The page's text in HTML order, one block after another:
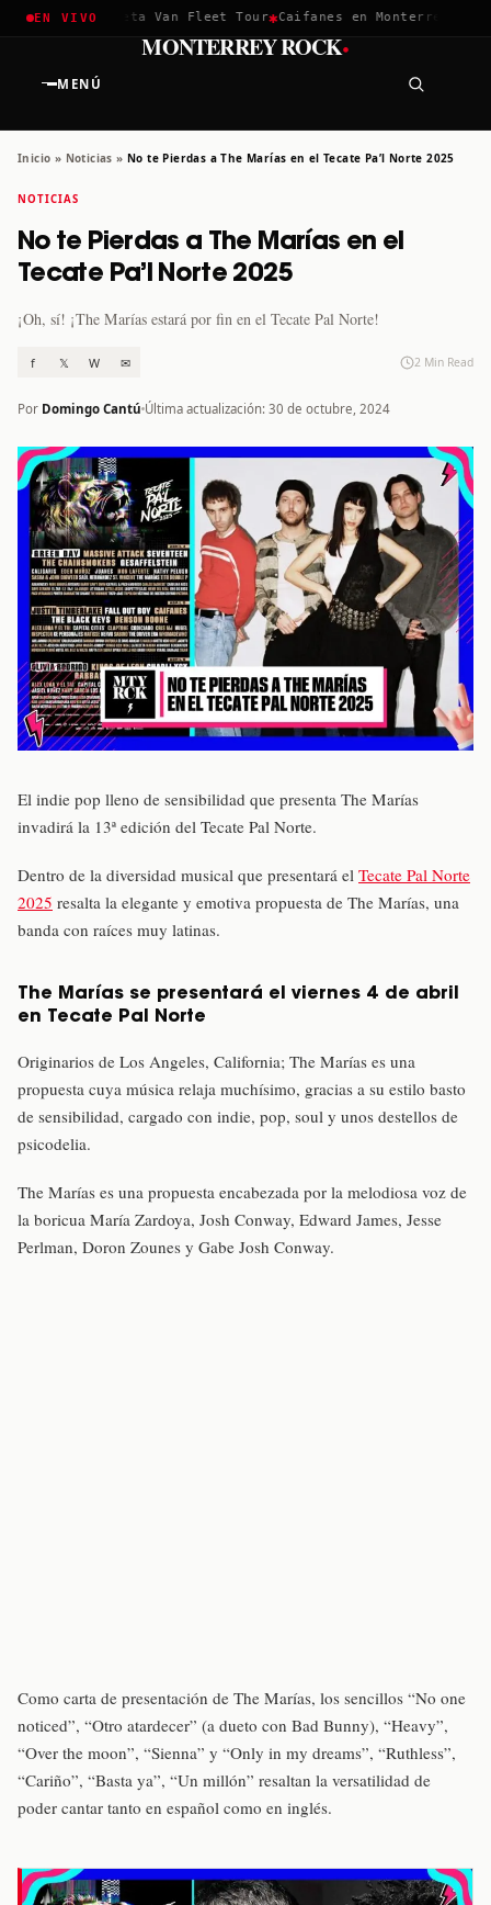
EN VIVO
2026✱ Greta Van Fleet Tour✱Caifanes en Monterrey · 12
MENÚ
MONTERREY ROCK·
Inicio » Noticias » No te Pierdas a The Marías en el Tecate Pa’l Norte 2025
NOTICIAS
No te Pierdas a The Marías en el
Tecate Pa’l Norte 2025
¡Oh, sí! ¡The Marías estará por fin en el Tecate Pal Norte!
f 𝕏 W ✉ 2 Min Read
Por Domingo Cantú Última actualización: 30 de octubre, 2024
El indie pop lleno de sensibilidad que presenta The Marías
invadirá la 13ª edición del Tecate Pal Norte.
Dentro de la diversidad musical que presentará el Tecate Pal Norte
2025 resalta la elegante y emotiva propuesta de The Marías, una
banda con raíces muy latinas.
The Marías se presentará el viernes 4 de abril
en Tecate Pal Norte
Originarios de Los Angeles, California; The Marías es una
propuesta cuya música relaja muchísimo, gracias a su estilo basto
de sensibilidad, cargado con indie, pop, soul y unos destellos de
psicodelia.
The Marías es una propuesta encabezada por la melodiosa voz de
la boricua María Zardoya, Josh Conway, Edward James, Jesse
Perlman, Doron Zounes y Gabe Josh Conway.
Como carta de presentación de The Marías, los sencillos “No one
noticed”, “Otro atardecer” (a dueto con Bad Bunny), “Heavy”,
“Over the moon”, “Sienna” y “Only in my dreams”, “Ruthless”,
“Cariño”, “Basta ya”, “Un millón” resaltan la versatilidad de
poder cantar tanto en español como en inglés.